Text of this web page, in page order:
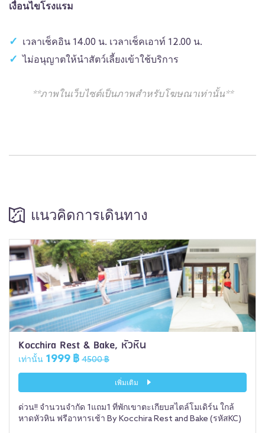
เงื่อนไขโรงแรม
เวลาเช็คอิน 14.00 น. เวลาเช็คเอาท์ 12.00 น.
ไม่อนุญาตให้นำสัตว์เลี้ยงเข้าใช้บริการ
**ภาพในเว็บไซต์เป็นภาพสำหรับโฆษณาเท่านั้น**
แนวคิดการเดินทาง
Kocchira Rest & Bake, หัวหิน
เท่านั้น 1999 ฿ 4500 ฿
เพิ่มเติม
ด่วน!! จำนวนจำกัด 1แถม1 ที่พักเขาตะเกียบสไตล์โมเดิร์น ใกล้
หาดหัวหิน ฟรีอาหารเช้า By Kocchira Rest and Bake (รหัสKC)